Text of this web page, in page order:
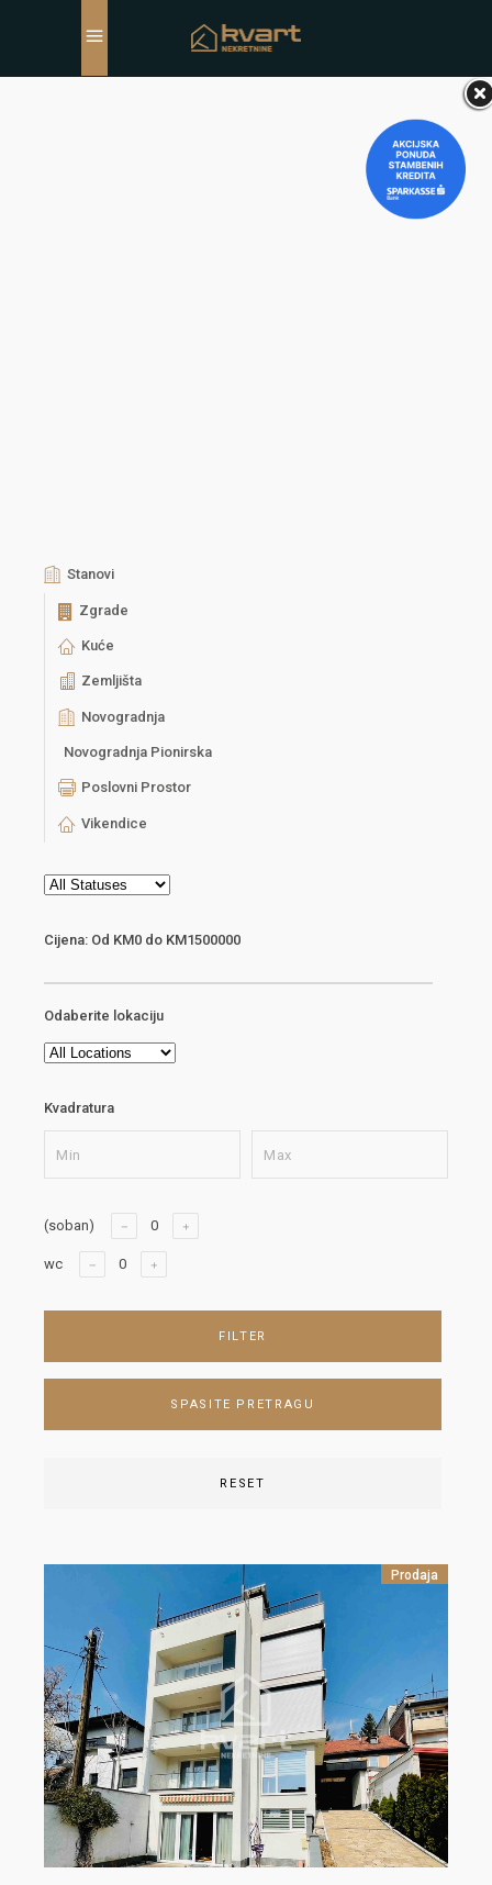
Stanovi
Zgrade
Kuće
Zemljišta
Novogradnja
Novogradnja Pionirska
Poslovni Prostor
Vikendice
Cijena: Od KM0 do KM1500000
Odaberite lokaciju
Kvadratura
(soban)
wc
FILTER
SPASITE PRETRAGU
RESET
Prodaja